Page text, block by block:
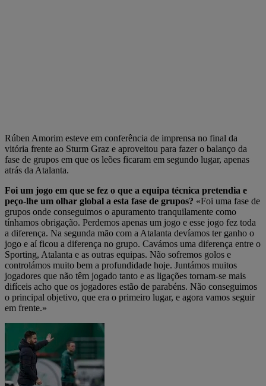
Rúben Amorim esteve em conferência de imprensa no final da
vitória frente ao Sturm Graz e aproveitou para fazer o balanço da
fase de grupos em que os leões ficaram em segundo lugar, apenas
atrás da Atalanta.
Foi um jogo em que se fez o que a equipa técnica pretendia e
peço-lhe um olhar global a esta fase de grupos? «Foi uma fase de
grupos onde conseguimos o apuramento tranquilamente como
tínhamos obrigação. Perdemos apenas um jogo e esse jogo fez toda
a diferença. Na segunda mão com a Atalanta devíamos ter ganho o
jogo e aí ficou a diferença no grupo. Cavámos uma diferença entre o
Sporting, Atalanta e as outras equipas. Não sofremos golos e
controlámos muito bem a profundidade hoje. Juntámos muitos
jogadores que não têm jogado tanto e as ligações tornam-se mais
difíceis acho que os jogadores estão de parabéns. Não conseguimos
o principal objetivo, que era o primeiro lugar, e agora vamos seguir
em frente.»